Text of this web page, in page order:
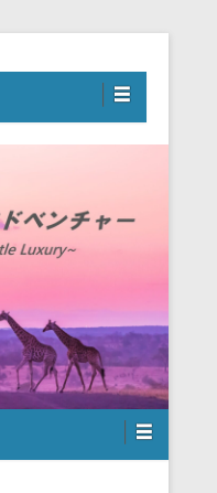
ドベンチャー